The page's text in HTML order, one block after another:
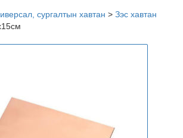
сургалтын хавтан > Зэс хавтан